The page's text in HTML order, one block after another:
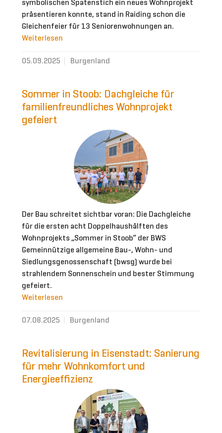
symbolischen Spatenstich ein neues Wohnprojekt
präsentieren konnte, stand in Raiding schon die
Gleichenfeier für 13 Seniorenwohnungen an.
Weiterlesen
05.09.2025 Burgenland
Sommer in Stoob: Dachgleiche für
familienfreundliches Wohnprojekt
gefeiert
Der Bau schreitet sichtbar voran: Die Dachgleiche
für die ersten acht Doppelhaushälften des
Wohnprojekts „Sommer in Stoob“ der BWS
Gemeinnützige allgemeine Bau-, Wohn- und
Siedlungsgenossenschaft (bwsg) wurde bei
strahlendem Sonnenschein und bester Stimmung
gefeiert.
Weiterlesen
07.08.2025 Burgenland
Revitalisierung in Eisenstadt: Sanierung
für mehr Wohnkomfort und
Energieeffizienz